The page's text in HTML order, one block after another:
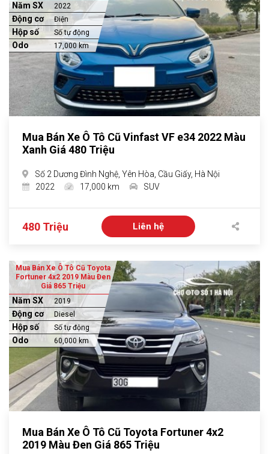
Năm SX 2022
Động cơ Điện
Hộp số Số tự động
Odo 17,000 km
Mua Bán Xe Ô Tô Cũ Vinfast VF e34 2022 Màu
Xanh Giá 480 Triệu
Số 2 Dương Đình Nghệ, Yên Hòa, Cầu Giấy, Hà Nội
2022
17,000 km SUV
480 Triệu Liên hệ
Mua Bán Xe Ô Tô Cũ Toyota
Fortuner 4x2 2019 Màu Đen
Giá 865 Triệu
Năm SX 2019
Động cơ Diesel
Hộp số Số tự động
Odo 60,000 km
Mua Bán Xe Ô Tô Cũ Toyota Fortuner 4x2
2019 Màu Đen Giá 865 Triệu